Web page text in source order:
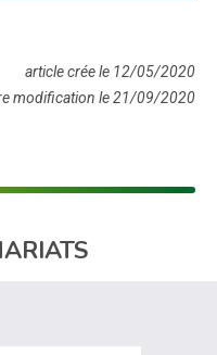
article crée le 12/05/2020
modification le 21/09/2020